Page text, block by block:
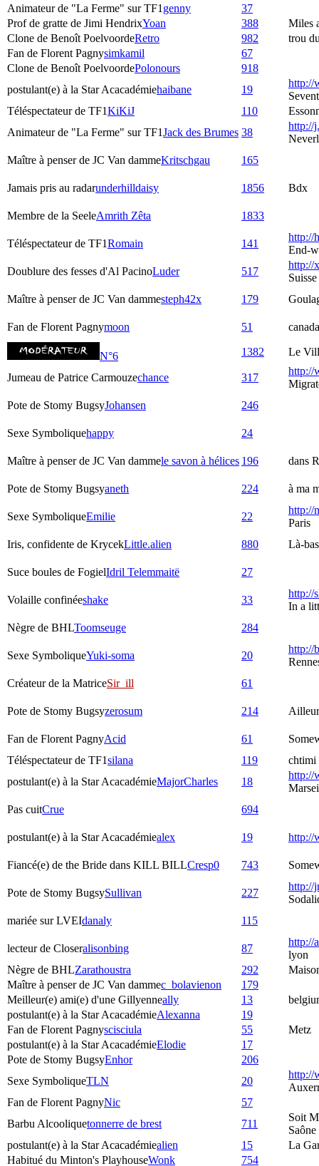
Animateur de "La Ferme" sur TF1 genny
37
Prof de gratte de Jimi HendrixYoan 388
Miles
Clone de Benoît PoelvoordeRetro 982
trou
Fan de Florent Pagnysimkamil
67
Clone de Benoît PoelvoordePolonours
918
postulant(e) à la Star Acacadémiehaibane 19
http://
Téléspectateur de TF1KiKiJ 110
Animateur de "La Ferme" sur TF1Jack des Brumes 38
http://
Maître à penser de JC Van dammeKritschgau 165
Jamais pris au radarunderhilldaisy 1856 Bdx
Membre de la SeeleAmrith Zêta 1833
Téléspectateur de TF1Romain 141
http://
End-
Doublure des fesses d'Al PacinoLuder 517
http://
Suisse
Maître à penser de JC Van dammesteph42x 179
Fan de Florent Pagnymoon 51 canada
N°6 1382 Le
Jumeau de Patrice Carmouzechance 317
http://
Pote de Stomy BugsyJohansen 246
Sexe Symboliquehappy 24
Maître à penser de JC Van dammele savon à hélices 196 dans
Pote de Stomy Bugsyaneth 224 à ma
Sexe SymboliqueEmilie 22
http://
Paris
Iris, confidente de KrycekLittle.alien 880 Là-
Suce boules de FogielIdril Telemmaitë 27
Volaille confinéeshake 33
http://
In a
Nègre de BHLToomseuge 284
Sexe SymboliqueYuki-soma 20
http://
Créateur de la MatriceSir_ill 61
Pote de Stomy Bugsyzerosum 214
Fan de Florent PagnyAcid 61
Téléspectateur de TF1silana 119
chtimi
postulant(e) à la Star AcacadémieMajorCharles 18
http://
Pas cuitCrue 694
postulant(e) à la Star Acacadémiealex 19 http://
Fiancé(e) de the Bride dans KILL BILLCresp0 743
Pote de Stomy BugsySullivan 227
http://
mariée sur LVEIdanaly 115
lecteur de Closeralisonbing 87
http://
lyon
Nègre de BHLZarathoustra 292
Maître à penser de JC Van dammec_bolavienon
179
Meilleur(e) ami(e) d'une Gillyenneally 13
postulant(e) à la Star AcacadémieAlexanna
19
Fan de Florent Pagnyscisciula 55
Metz
postulant(e) à la Star AcacadémieElodie
17
Pote de Stomy BugsyEnhor
206
Sexe SymboliqueTLN 20
http://
Fan de Florent PagnyNic
57
Barbu Alcooliquetonnerre de brest 711
Soit
Saône
postulant(e) à la Star Acacadémiealien 15
La
Habitué du Minton's PlayhouseWonk 754